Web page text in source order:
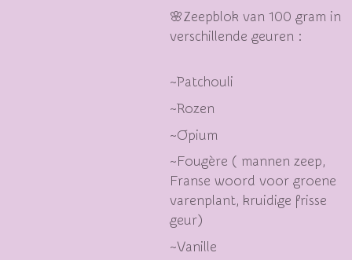
🌸Zeepblok van 100 gram in
verschillende geuren :
~Patchouli
~Rozen
~Opium
~Fougère ( mannen zeep,
Franse woord voor groene
varenplant, kruidige frisse
geur)
~Vanille